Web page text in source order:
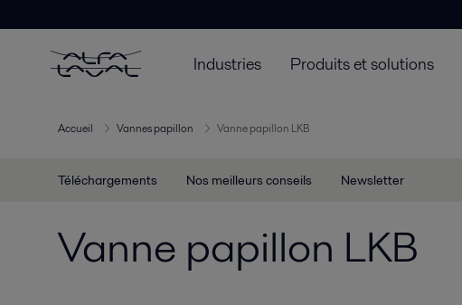
Industries Produits et solutions
Accueil Vannes papillon Vanne papillon LKB
Téléchargements Nos meilleurs conseils Newsletter
Vanne papillon LKB